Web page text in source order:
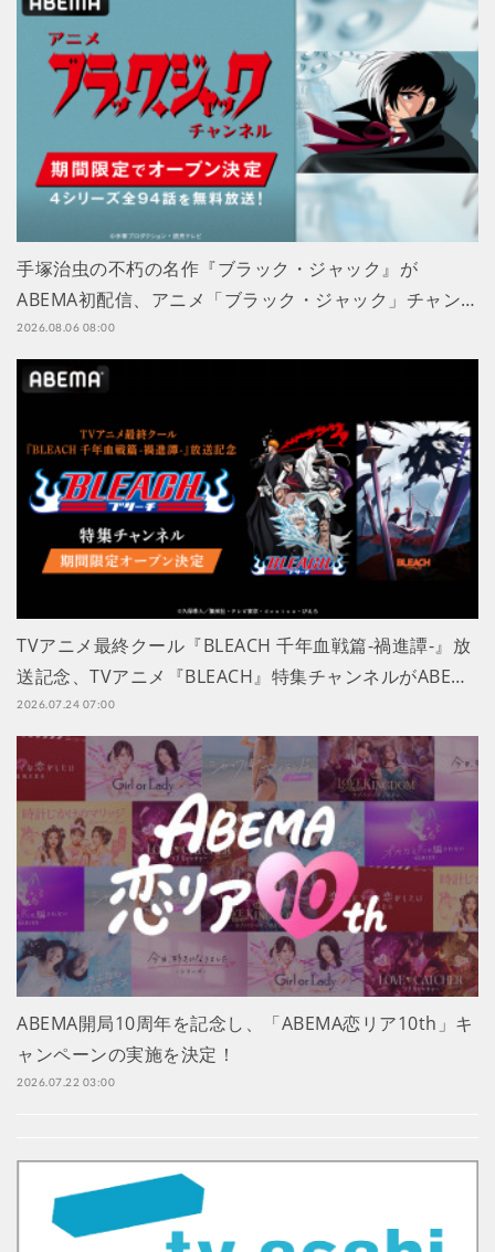
手塚治虫の不朽の名作『ブラック・ジャック』が
ABEMA初配信、アニメ「ブラック・ジャック」チャン…
2026.08.06 08:00
TVアニメ最終クール『BLEACH 千年血戦篇-禍進譚-』放
送記念、TVアニメ『BLEACH』特集チャンネルがABE…
2026.07.24 07:00
ABEMA開局10周年を記念し、「ABEMA恋リア10th」キ
ャンペーンの実施を決定！
2026.07.22 03:00